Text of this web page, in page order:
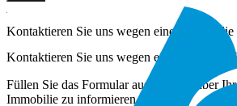
Kontaktieren Sie uns wegen einer Immobilie
Kontaktieren Sie uns wegen einer
Füllen Sie das Formular aus, um uns über
Immobilie zu informieren.